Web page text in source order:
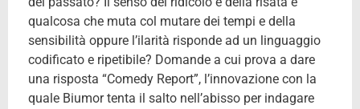
qualcosa che muta col mutare dei tempi e della
sensibilità oppure l’ilarità risponde ad un linguaggio
codificato e ripetibile? Domande a cui prova a dare
una risposta “Comedy Report”, l’innovazione con la
quale Biumor tenta il salto nell’abisso per indagare